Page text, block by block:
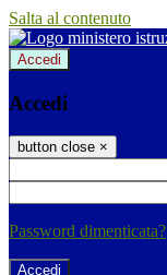
Salta al contenuto
Accedi
Accedi
button close ×
Password dimenticata?